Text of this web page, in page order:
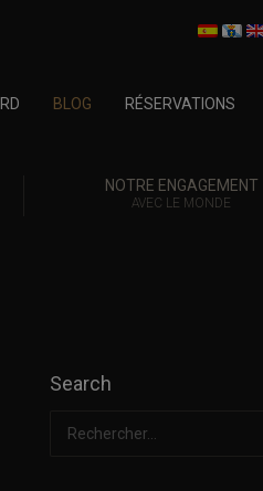
BLOG RÉSERVATIONS
NOTRE ENGAGEMENT
AVEC LE MONDE
Search